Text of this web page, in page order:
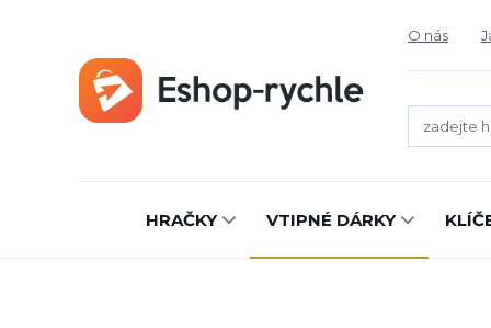
O nás
HRAČKY VTIPNÉ DÁRKY